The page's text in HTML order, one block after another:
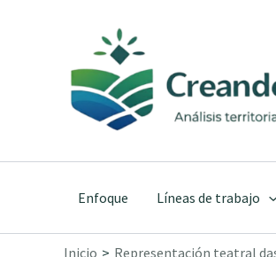
contenido
Enfoque Líneas de trabajo
Inicio Representación teatral